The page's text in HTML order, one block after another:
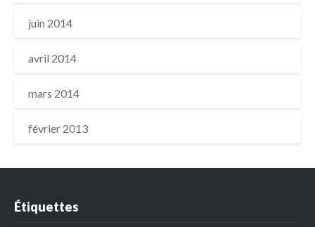
juin 2014
avril 2014
mars 2014
février 2013
Étiquettes